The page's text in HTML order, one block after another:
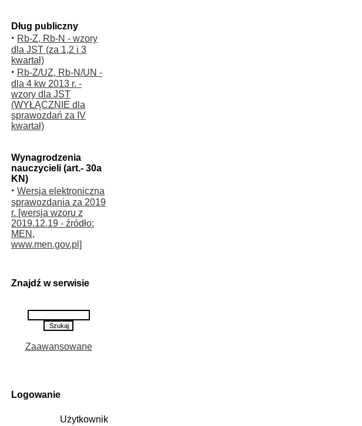
Dług publiczny
· Rb-Z, Rb-N - wzory
dla JST (za 1,2 i 3
kwartał)
· Rb-Z/UZ, Rb-N/UN -
dla 4 kw 2013 r. -
wzory dla JST
(WYŁĄCZNIE dla
sprawozdań za IV
kwartał)
Wynagrodzenia
nauczycieli (art.- 30a
KN)
· Wersja elektroniczna
sprawozdania za 2019
r. [wersja wzoru z
2019.12.19 - źródło:
MEN,
www.men.gov.pl]
Znajdź w serwisie
Zaawansowane
Logowanie
Użytkownik